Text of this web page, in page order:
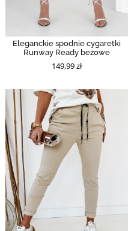
Eleganckie spodnie cygaretki
Runway Ready beżowe
149,99 zł